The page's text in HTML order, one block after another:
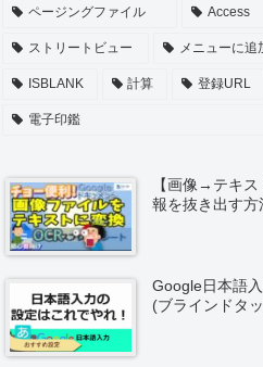
ページングファイル Access
ストリートビュー メニューに追
ISBLANK 計算 登録URL
電子印鑑
【画像→テキ
報を抜き出す
Google日本語
(ブラインドタ